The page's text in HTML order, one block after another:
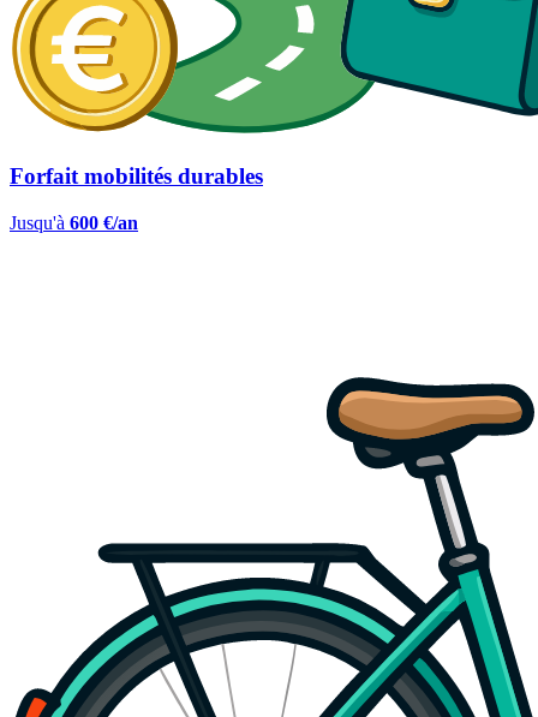
Forfait mobilités durables
Jusqu'à 600 €/an